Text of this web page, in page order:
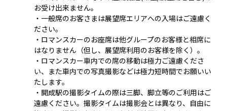
お受け出来ません。
・一般席のお客さまは展望席エリアへの入場はご遠慮く
ださい。
・ロマンスカーのお座席は他グループのお客様と相席に
はなりません（但し、展望席利用のお客様を除く）。
・ロマンスカー車内での席の移動は極力ご遠慮くださ
い、また車内での写真撮影などは極力短時間でお願いい
たします。
・開成駅の撮影タイムの際は三脚、脚立等のご利用はご
遠慮ください。撮影タイムは撮影会とは異なり、自由に